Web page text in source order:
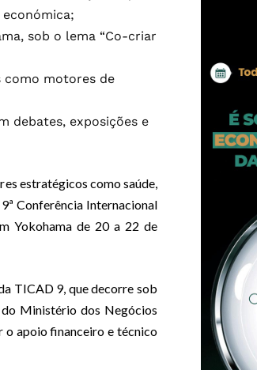
sob o lema “Co-criar
como motores de
debates, exposições e
estratégicos como saúde,
Conferência Internacional
Yokohama de 20 a 22 de
TICAD 9, que decorre sob
Ministério dos Negócios
o apoio financeiro e técnico